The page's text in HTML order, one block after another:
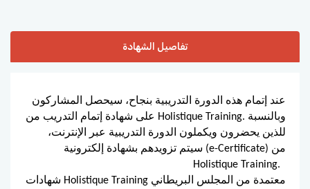
تفاصيل الشهادة
عند إتمام هذه الدورة التدريبية بنجاح، سيحصل المشاركون
على شهادة إتمام التدريب من Holistique Training. وبالنسبة
للذين يحضرون ويكملون الدورة التدريبية عبر الإنترنت،
سيتم تزويدهم بشهادة إلكترونية (e-Certificate) من
Holistique Training.
شهادات Holistique Training معتمدة من المجلس البريطاني